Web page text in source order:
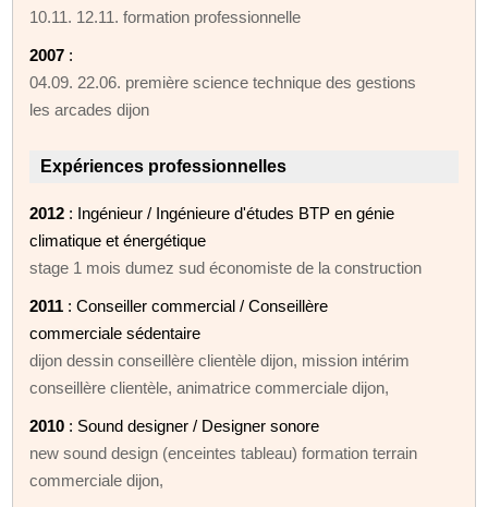
10.11. 12.11. formation professionnelle
2007 :
04.09. 22.06. première science technique des gestions
les arcades dijon
Expériences professionnelles
2012 : Ingénieur / Ingénieure d'études BTP en génie
climatique et énergétique
stage 1 mois dumez sud économiste de la construction
2011 : Conseiller commercial / Conseillère
commerciale sédentaire
dijon dessin conseillère clientèle dijon, mission intérim
conseillère clientèle, animatrice commerciale dijon,
2010 : Sound designer / Designer sonore
new sound design (enceintes tableau) formation terrain
commerciale dijon,